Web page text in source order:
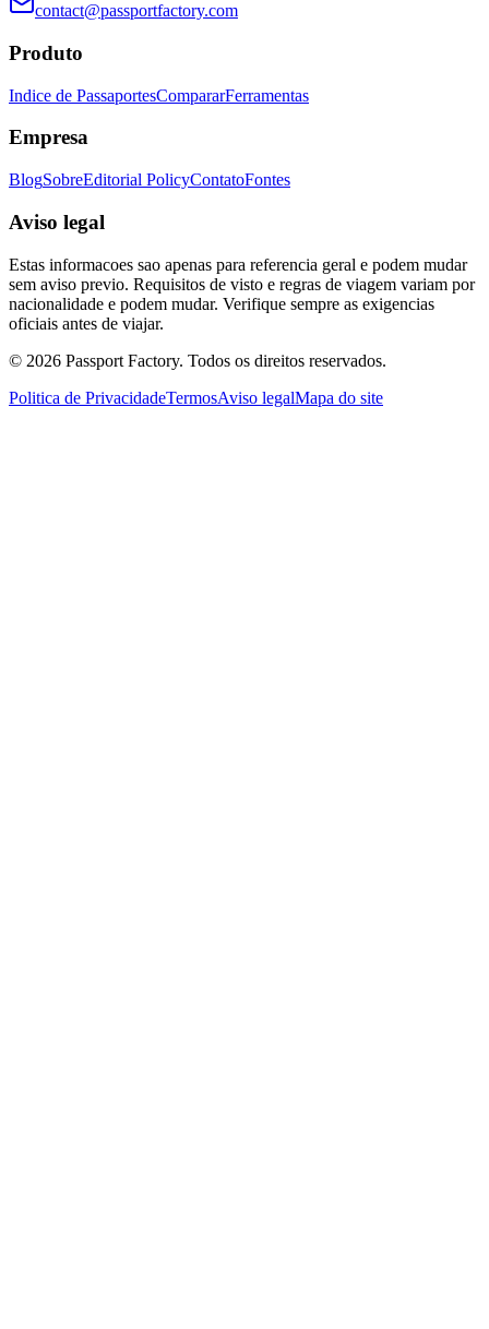
contact@passportfactory.com
Produto
Indice de PassaportesCompararFerramentas
Empresa
BlogSobreEditorial PolicyContatoFontes
Aviso legal
Estas informacoes sao apenas para referencia geral e podem mudar
sem aviso previo. Requisitos de visto e regras de viagem variam por
nacionalidade e podem mudar. Verifique sempre as exigencias
oficiais antes de viajar.
© 2026 Passport Factory. Todos os direitos reservados.
Politica de PrivacidadeTermosAviso legalMapa do site